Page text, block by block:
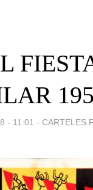
- 11:01 - CARTELES